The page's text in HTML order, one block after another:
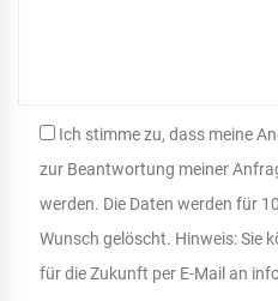
Ich stimme zu, dass meine
zur Beantwortung meiner
werden. Die Daten werden für
Wunsch gelöscht. Hinweis: Sie
für die Zukunft per E-Mail an